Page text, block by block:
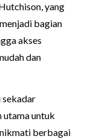
yang
bagian
akses
dan
sekadar
utama untuk
berbagai